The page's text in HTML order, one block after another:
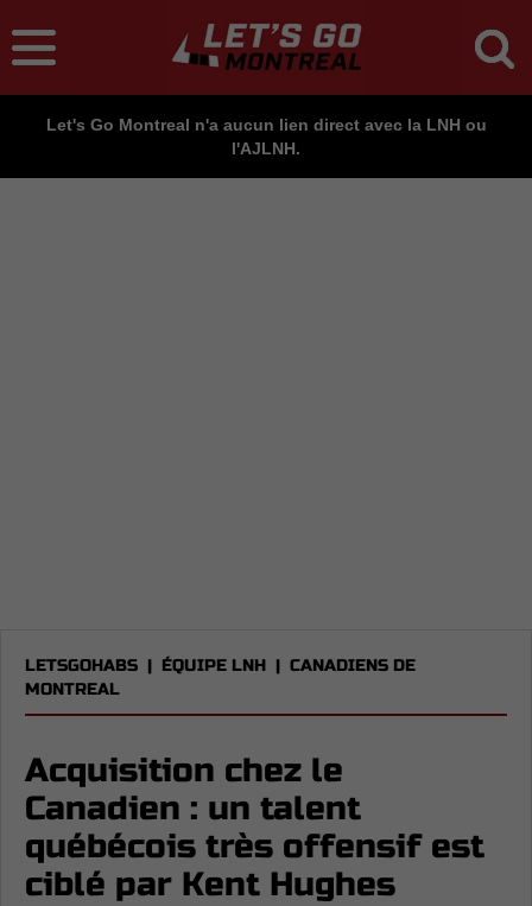
Let's Go Montreal n'a aucun lien direct avec la LNH ou
l'AJLNH.
LETSGOHABS | ÉQUIPE LNH | CANADIENS DE
MONTREAL
Acquisition chez le
Canadien : un talent
québécois très offensif est
ciblé par Kent Hughes